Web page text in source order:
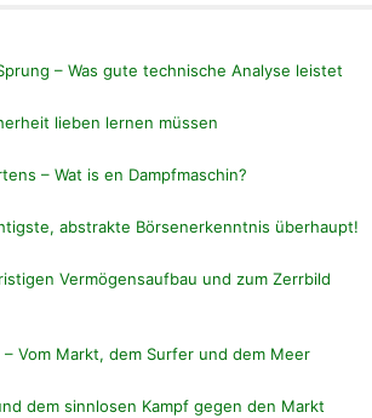
– Was gute technische Analyse leistet
lieben lernen müssen
– Wat is en Dampfmaschin?
abstrakte Börsenerkenntnis überhaupt!
Vermögensaufbau und zum Zerrbild
– Vom Markt, dem Surfer und dem Meer
dem sinnlosen Kampf gegen den Markt